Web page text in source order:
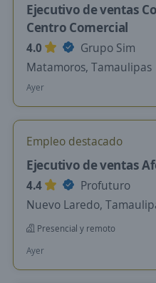
Ejecutivo de ventas
Centro Comercial
4.0
Grupo Sim
Matamoros, Tamaulipas
Ayer
Empleo destacado
Ejecutivo de ventas
4.4
Profuturo
Nuevo Laredo,
Presencial y remoto
Ayer